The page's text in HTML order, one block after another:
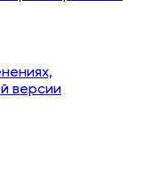
версии